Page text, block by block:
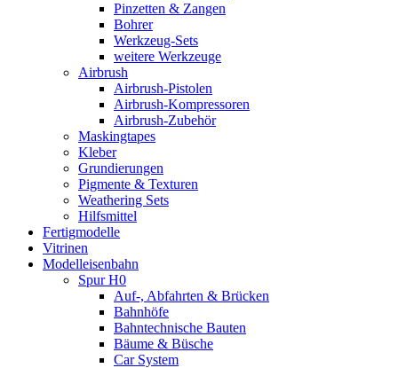
Pinzetten & Zangen
Bohrer
Werkzeug-Sets
weitere Werkzeuge
Airbrush
Airbrush-Pistolen
Airbrush-Kompressoren
Airbrush-Zubehör
Maskingtapes
Kleber
Grundierungen
Pigmente & Texturen
Weathering Sets
Hilfsmittel
Fertigmodelle
Vitrinen
Modelleisenbahn
Spur H0
Auf-, Abfahrten & Brücken
Bahnhöfe
Bahntechnische Bauten
Bäume & Büsche
Car System